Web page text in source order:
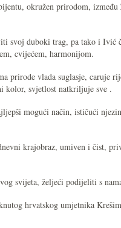
okružen prirodom,
svoj duboki trag, pa tako i Ivić
cvijećem, harmonijom.
prirode vlada suglasje, caruje
kolor, svjetlost natkriljuje sve .
mogući način, ističući
krajobraz, umiven i čist,
svijeta, željeći podijeliti s
hrvatskog umjetnika